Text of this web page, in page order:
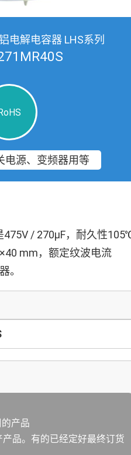
电解电容器 LHS系列
电源、变频器用等
475V / 270µF，耐久性
mm，额定纹波电流
。
产品
品。有的已经定好最终订货